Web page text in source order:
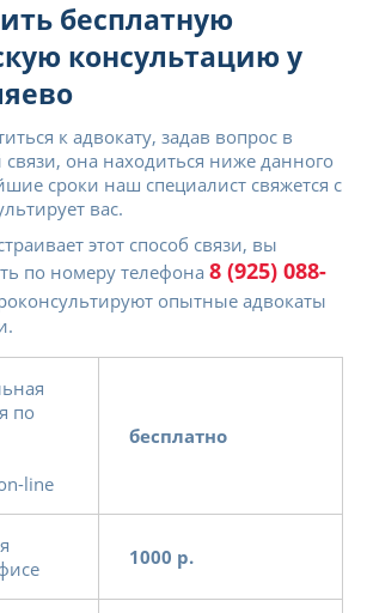
бесплатную
консультацию у
к адвокату, задав вопрос в
она находиться ниже данного
сроки наш специалист свяжется с
вас.
этот способ связи, вы
по номеру телефона 8 (925) 088-
опытные адвокаты
по
line
бесплатно
1000 р.